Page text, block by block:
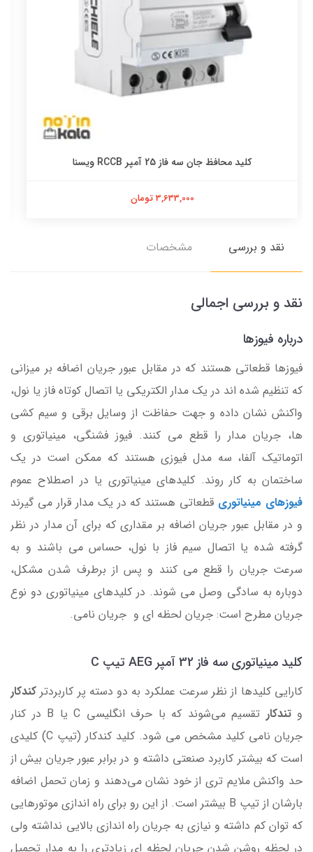
کلید محافظ جان سه فاز 32 آمپر RCCB ویسنا
3,633,000 تومان
نقد و بررسی مشخصات
نقد و بررسی اجمالی
درباره فیوزها
فیوزها قطعاتی هستند که در مقابل عبور جریان اضافه بر میزانی
که تنظیم شده اند در یک مدار الکتریکی یا اتصال کوتاه فاز یا نول،
واکنش نشان داده و جهت حفاظت از وسایل برقی و سیم کشی
ها، جریان مدار را قطع می کنند. فیوز فشنگی، مینیاتوری و
اتوماتیک آلفا، سه مدل فیوزی هستند که ممکن است در یک
ساختمان به کار روند. کلیدهای مینیاتوری یا در اصطلاح عموم
فیوزهای مینیاتوری قطعاتی هستند که در یک مدار قرار می گیرند
و در مقابل عبور جریان اضافه بر مقداری که برای آن مدار در نظر
گرفته شده یا اتصال سیم فاز با نول، حساس می باشند و به
سرعت جریان را قطع می کنند و پس از برطرف شدن مشکل،
دوباره به سادگی وصل می شوند. در کلیدهای مینیاتوری دو نوع
جریان مطرح است: جریان لحظه ای و جریان نامی.
کلید مینیاتوری سه فاز 32 آمپر AEG تیپ C
کارایی کلیدها از نظر سرعت عملکرد به دو دسته پر کاربردتر کندکار
وتندکار
تقسیم می‌شوند که با حرف انگلیسی C یا B در کنار
جریان نامی کلید مشخص می شود. کلید کندکار (تیپ C) کلیدی
است که بیشتر کاربرد صنعتی داشته و در برابر عبور جریان بیش از
حد واکنش ملایم تری از خود نشان می‌دهند و زمان تحمل اضافه
بارشان از تیپ B بیشتر است. از این رو برای راه اندازی موتورهایی
که توان کم داشته و نیازی به جریان راه اندازی بالایی نداشته ولی
در لحظه روشن شدن جریان لحظه ای زیادتری را به مدار تحمیل